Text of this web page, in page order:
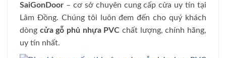
SaiGonDoor – cơ sở chuyên cung cấp cửa uy tín tại
Lâm Đồng. Chúng tôi luôn đem đến cho quý khách
dòng cửa gỗ phủ nhựa PVCchất lượng, chính hãng,
uy tín nhất.